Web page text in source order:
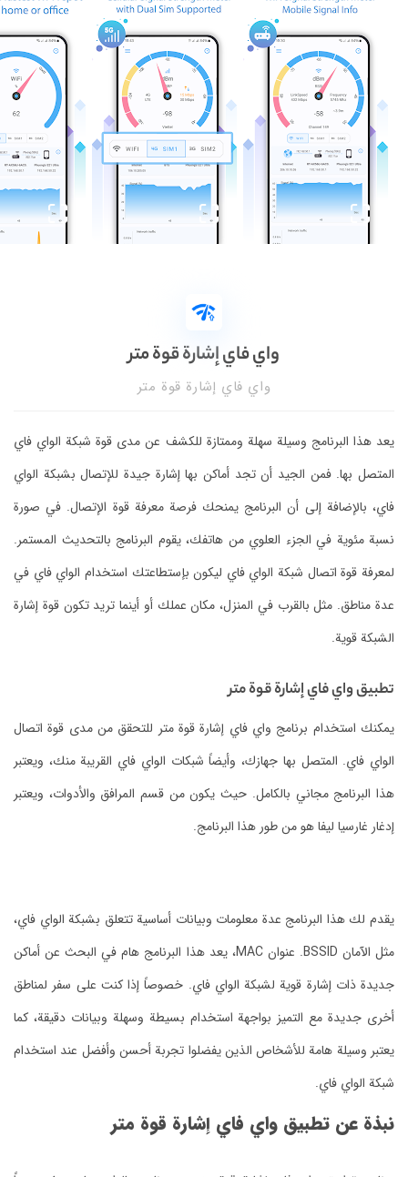
واي فاي إشارة قوة متر
واي فاي إشارة قوة متر
يعد هذا البرنامج وسيلة سهلة وممتازة للكشف عن مدى قوة شبكة الواي فاي
المتصل بها. فمن الجيد أن تجد أماكن بها إشارة جيدة للإتصال بشبكة الواي
فاي، بالإضافة إلى أن البرنامج يمنحك فرصة معرفة قوة الإتصال. في صورة
نسبة مئوية في الجزء العلوي من هاتفك، يقوم البرنامج بالتحديث المستمر.
لمعرفة قوة اتصال شبكة الواي فاي ليكون بإستطاعتك استخدام الواي فاي في
عدة مناطق. مثل بالقرب في المنزل، مكان عملك أو أينما تريد تكون قوة إشارة
الشبكة قوية.
تطبيق واي فاي إشارة قوة متر
يمكنك استخدام برنامج واي فاي إشارة قوة متر للتحقق من مدى قوة اتصال
الواي فاي. المتصل بها جهازك، وأيضاً شبكات الواي فاي القريبة منك، ويعتبر
هذا البرنامج مجاني بالكامل. حيث يكون من قسم المرافق والأدوات، ويعتبر
إدغار غارسيا ليفا هو من طور هذا البرنامج.
يقدم لك هذا البرنامج عدة معلومات وبيانات أساسية تتعلق بشبكة الواي فاي،
مثل الآمان BSSID. عنوان MAC، يعد هذا البرنامج هام في البحث عن أماكن
جديدة ذات إشارة قوية لشبكة الواي فاي. خصوصاً إذا كنت على سفر لمناطق
أخرى جديدة مع التميز بواجهة استخدام بسيطة وسهلة وبيانات دقيقة، كما
يعتبر وسيلة هامة للأشخاص الذين يفضلوا تجربة أحسن وأفضل عند استخدام
شبكة الواي فاي.
نبذة عن تطبيق واي فاي إشارة قوة متر